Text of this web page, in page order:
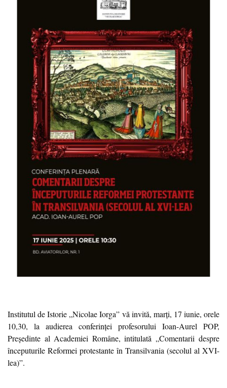
Institutul de Istorie „Nicolae Iorga” vă invită, marți, 17 iunie, orele
10,30, la audierea conferinței profesorului Ioan-Aurel POP,
Președinte al Academiei Române, intitulată „Comentarii despre
începuturile Reformei protestante în Transilvania (secolul al XVI-
lea)”.